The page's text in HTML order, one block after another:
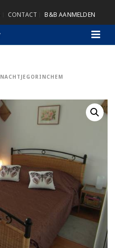
CONTACT B&B AANMELDEN
NACHTJEGORINCHEM